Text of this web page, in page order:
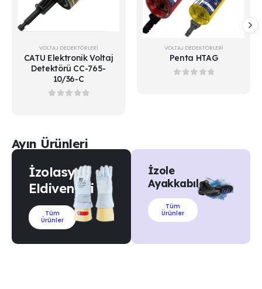
VOLTAJ DEDEKTÖRLERİ
CATU Elektronik Voltaj
Detektörü CC-765-
10/36-C
VOLTAJ DEDEKTÖRLERİ
Penta HTAG
Ayın Ürünleri
İzolasyon
Eldivenleri
Tüm
Ürünler
İzole
Ayakkabılar
Tüm
Ürünler